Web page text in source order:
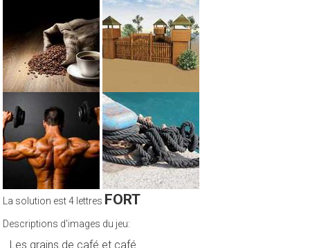
La solution est 4 lettres FORT
Descriptions d'images du jeu:
Les grains de café et café